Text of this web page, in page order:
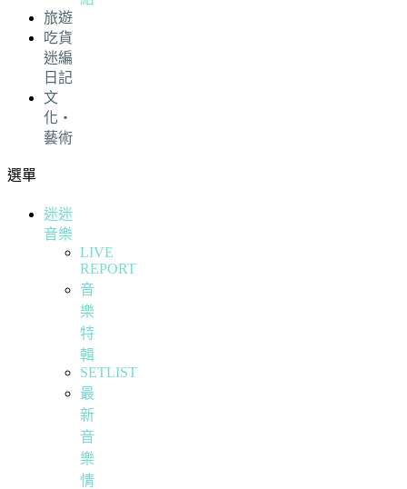
旅遊
吃貨
迷編
日記
文
化・
藝術
選單
迷迷
音樂
LIVE
REPORT
音
樂
特
輯
SETLIST
最
新
音
樂
情